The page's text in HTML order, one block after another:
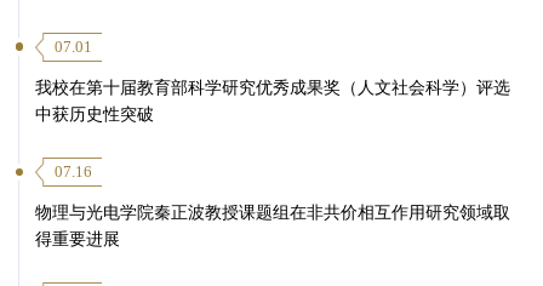
07.01
我校在第十届教育部科学研究优秀成果奖（人文社会科学）评选
中获历史性突破
07.16
物理与光电学院秦正波教授课题组在非共价相互作用研究领域取
得重要进展